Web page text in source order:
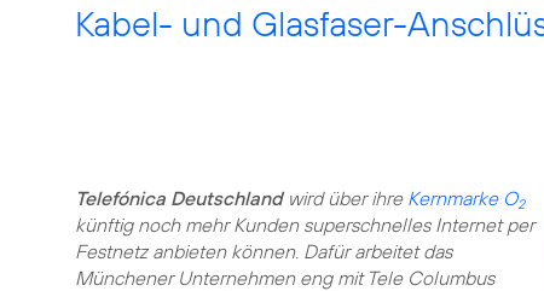
Kabel- und Glasfaser-
Telefónica Deutschlandwird über ihre Kernmarke O2
künftig noch mehr Kunden superschnelles Internet per
Festnetz anbieten können. Dafür arbeitet das
Münchener Unternehmen eng mit Tele Columbus